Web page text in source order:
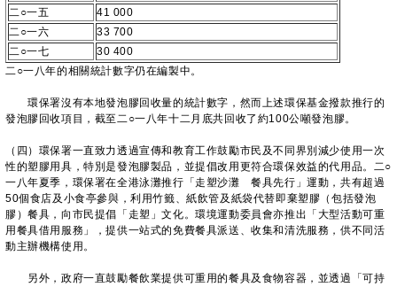
二○一五
41 000
二○一六
33 700
二○一七
30 400
二○一八年的相關統計數字仍在編製中。
環保署沒有本地發泡膠回收量的統計數字，然而上述環保基金撥款推行的
發泡膠回收項目，截至二○一八年十二月底共回收了約100公噸發泡膠。
（四）環保署一直致力透過宣傳和教育工作鼓勵市民及不同界別減少使用一次
性的塑膠用具，特別是發泡膠製品，並提倡改用更符合環保效益的代用品。二○
一八年夏季，環保署在全港泳灘推行「走塑沙灘 餐具先行」運動，共有超過
50個食店及小食亭參與，利用竹籤、紙飲管及紙袋代替即棄塑膠（包括發泡
膠）餐具，向市民提倡「走塑」文化。環境運動委員會亦推出「大型活動可重
用餐具借用服務」，提供一站式的免費餐具派送、收集和清洗服務，供不同活
動主辦機構使用。
另外，政府一直鼓勵餐飲業提供可重用的餐具及食物容器，並透過「可持